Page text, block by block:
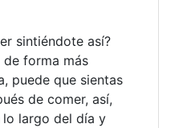
sintiéndote así?
de forma más
puede que sientas
de comer, así,
lo largo del día y